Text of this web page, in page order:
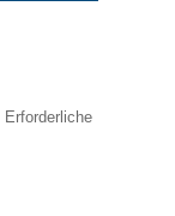
Erforderliche